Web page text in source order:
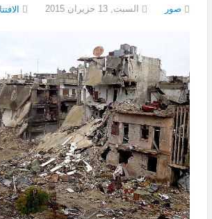
صور السبت, 13 حزيران 2015